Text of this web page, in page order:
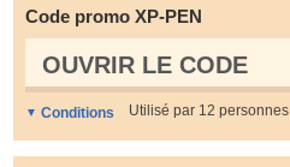
Code promo XP-PEN
OUVRIR LE СODE
Conditions Utilisé par 12 personnes